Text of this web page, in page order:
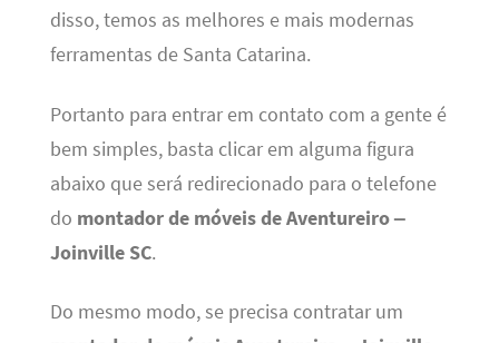
disso, temos as melhores e mais modernas
ferramentas de Santa Catarina.
Portanto para entrar em contato com a gente é
bem simples, basta clicar em alguma figura
abaixo que será redirecionado para o telefone
do montador de móveis de Aventureiro –
Joinville SC.
Do mesmo modo, se precisa contratar um